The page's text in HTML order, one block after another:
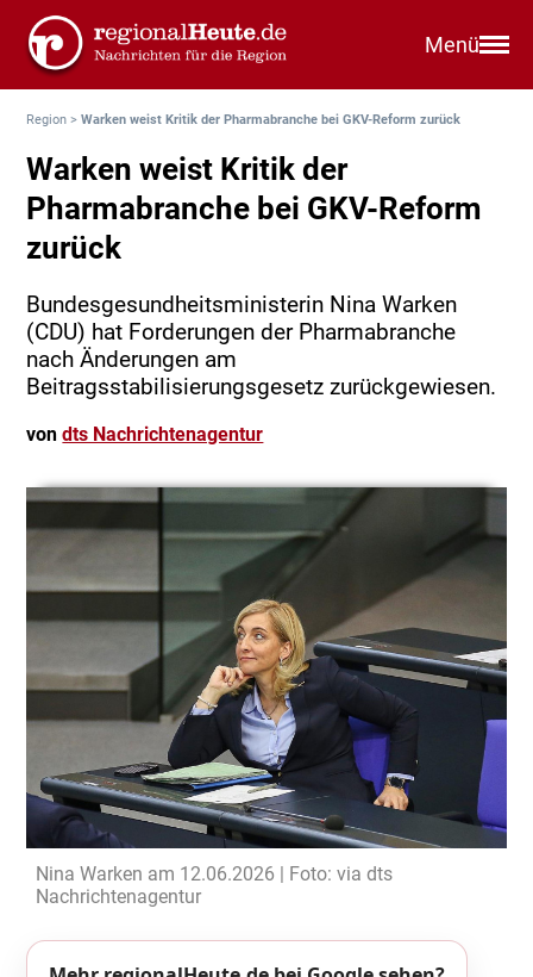
Menü
Region >Warken weist Kritik der Pharmabranche bei GKV-Reform zurück
Warken weist Kritik der
Pharmabranche bei GKV-Reform
zurück
Bundesgesundheitsministerin Nina Warken
(CDU) hat Forderungen der Pharmabranche
nach Änderungen am
Beitragsstabilisierungsgesetz zurückgewiesen.
vondts Nachrichtenagentur
Nina Warken am 12.06.2026 | Foto: via dts
Nachrichtenagentur